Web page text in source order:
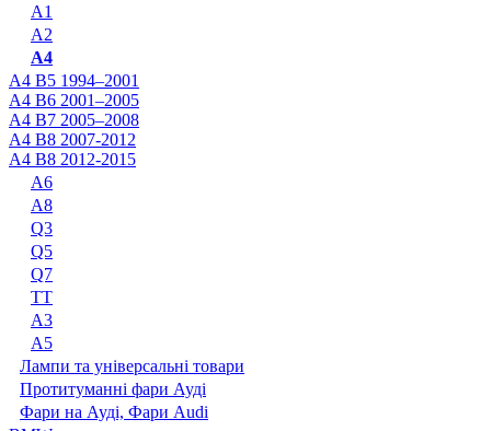
A1
A2
A4
A4 B5 1994–2001
A4 B6 2001–2005
A4 B7 2005–2008
A4 B8 2007-2012
A4 B8 2012-2015
A6
A8
Q3
Q5
Q7
TT
А3
А5
Лампи та універсальні товари
Протитуманні фари Ауді
Фари на Ауді, Фари Audi